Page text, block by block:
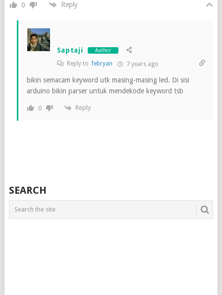
0 Reply
Saptaji Author
Reply tofebryan 7 years ago
bikin semacam keyword utk masing-masing led. Di sisi
arduino bikin parser untuk mendekode keyword tsb
0 Reply
SEARCH